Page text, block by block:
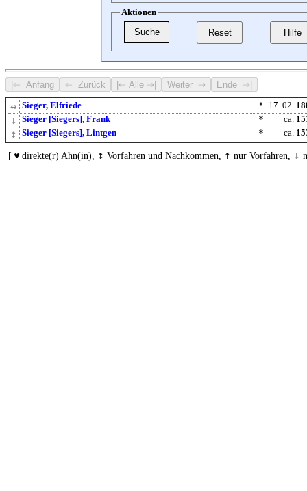
Aktionen
↔ Sieger, Elfriede * 17. 02.
↓ Sieger [Siegers], Frank * ca.
↕ Sieger [Siegers], Lintgen * ca.
[ ♥ direkte(r) Ahn(in), ↕ Vorfahren und Nachkommen, ↑ nur Vorfahren, ↓